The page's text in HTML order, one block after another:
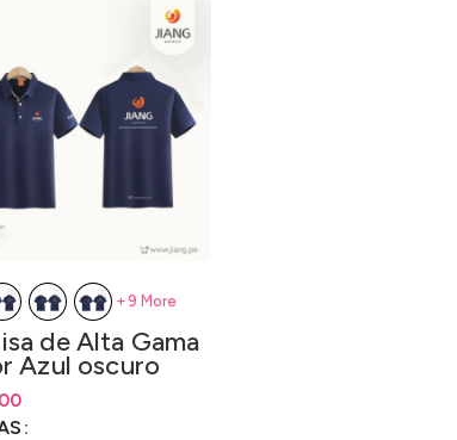
de Alta Gama
Azul oscuro
precios: desde
hasta
+9 More